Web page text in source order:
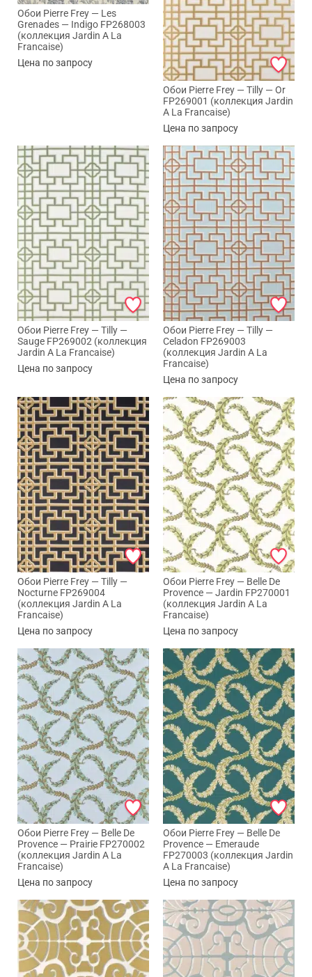
Обои Pierre Frey — Les
Grenades — Indigo FP268003
(коллекция Jardin A La
Francaise)
Цена по запросу
Обои Pierre Frey — Tilly — Or
FP269001 (коллекция Jardin
A La Francaise)
Цена по запросу
Обои Pierre Frey — Tilly —
Sauge FP269002 (коллекция
Jardin A La Francaise)
Цена по запросу
Обои Pierre Frey — Tilly —
Celadon FP269003
(коллекция Jardin A La
Francaise)
Цена по запросу
Обои Pierre Frey — Tilly —
Nocturne FP269004
(коллекция Jardin A La
Francaise)
Цена по запросу
Обои Pierre Frey — Belle De
Provence — Jardin FP270001
(коллекция Jardin A La
Francaise)
Цена по запросу
Обои Pierre Frey — Belle De
Provence — Prairie FP270002
(коллекция Jardin A La
Francaise)
Цена по запросу
Обои Pierre Frey — Belle De
Provence — Emeraude
FP270003 (коллекция Jardin
A La Francaise)
Цена по запросу